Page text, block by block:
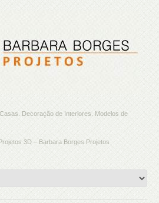
Decoração de Interiores. Modelos de
3D – Barbara Borges Projetos